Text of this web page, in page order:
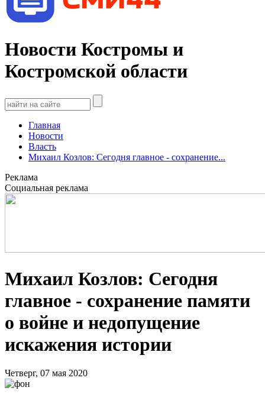
Новости Костромы и
Костромской области
Главная
Новости
Власть
Михаил Козлов: Сегодня главное - сохранение...
Реклама
Социальная реклама
Михаил Козлов: Сегодня
главное - сохранение памяти
о войне и недопущение
искажения истории
Четверг, 07 мая 2020